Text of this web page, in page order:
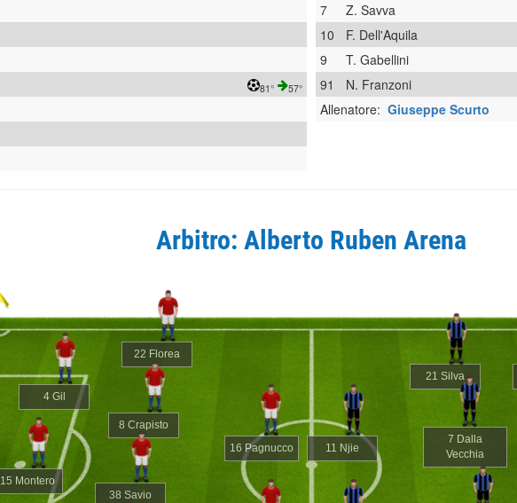
81° 57°
7 Z. Savva
10
F. Dell'Aquila
9
T. Gabellini
91
N. Franzoni
Allenatore: Giuseppe Scurto
Arbitro: Alberto Ruben Arena
15 Montero
4 Gil
21 Silva
38 Savio
7 Dalla
Vecchia
8 Crapisto
22 Florea
11 Njie
16 Pagnucco